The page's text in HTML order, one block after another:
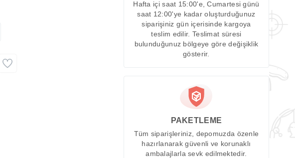
Hafta içi saat 15:00'e, Cumartesi günü
saat 12:00'ye kadar oluşturduğunuz
siparişiniz gün içerisinde kargoya
teslim edilir. Teslimat süresi
bulunduğunuz bölgeye göre değişiklik
gösterir.
PAKETLEME
Tüm siparişleriniz, depomuzda özenle
hazırlanarak güvenli ve korunaklı
ambalajlarla sevk edilmektedir.